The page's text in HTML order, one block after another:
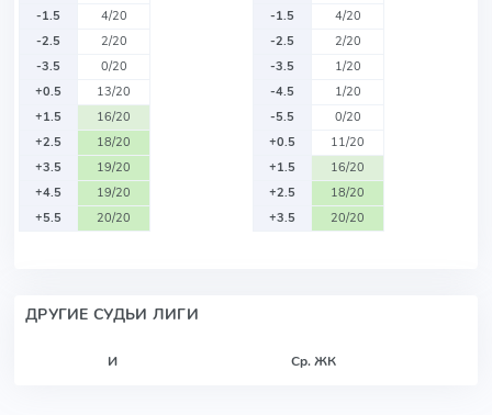
-1.5
4/20
-2.5
2/20
-3.5
0/20
+0.5
13/20
+1.5
16/20
+2.5
18/20
+3.5
19/20
+4.5
19/20
+5.5
20/20
-1.5
4/20
-2.5
2/20
-3.5
1/20
-4.5
1/20
-5.5
0/20
+0.5
11/20
+1.5
16/20
+2.5
18/20
+3.5
20/20
ДРУГИЕ СУДЬИ ЛИГИ
И Ср. ЖК